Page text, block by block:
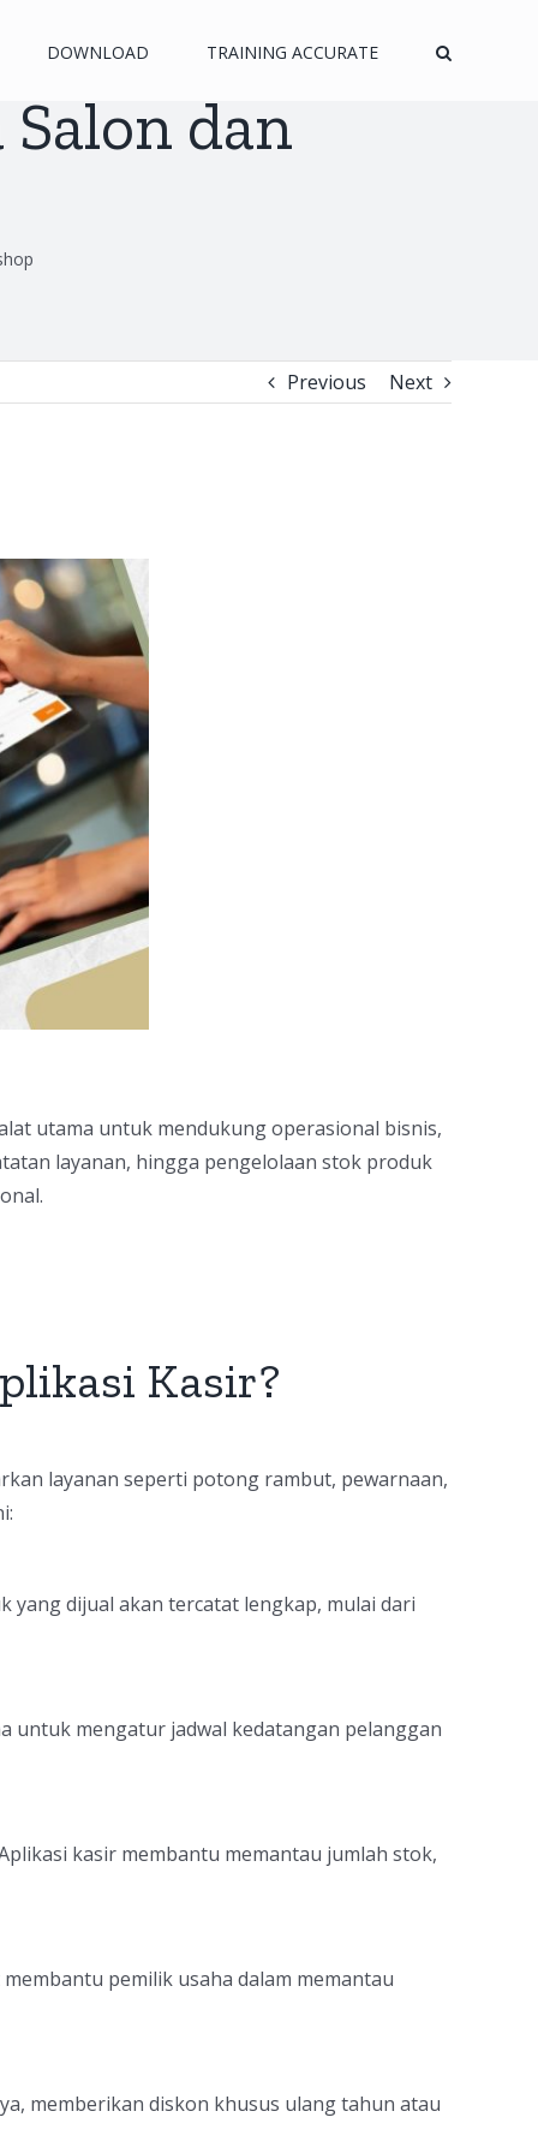
DOWNLOAD TRAINING ACCURATE
dan
Previous Next
utama untuk mendukung operasional bisnis,
layanan, hingga pengelolaan stok produk
Kasir?
layanan seperti potong rambut, pewarnaan,
yang dijual akan tercatat lengkap, mulai dari
untuk mengatur jadwal kedatangan pelanggan
kasir membantu memantau jumlah stok,
pemilik usaha dalam memantau
memberikan diskon khusus ulang tahun atau